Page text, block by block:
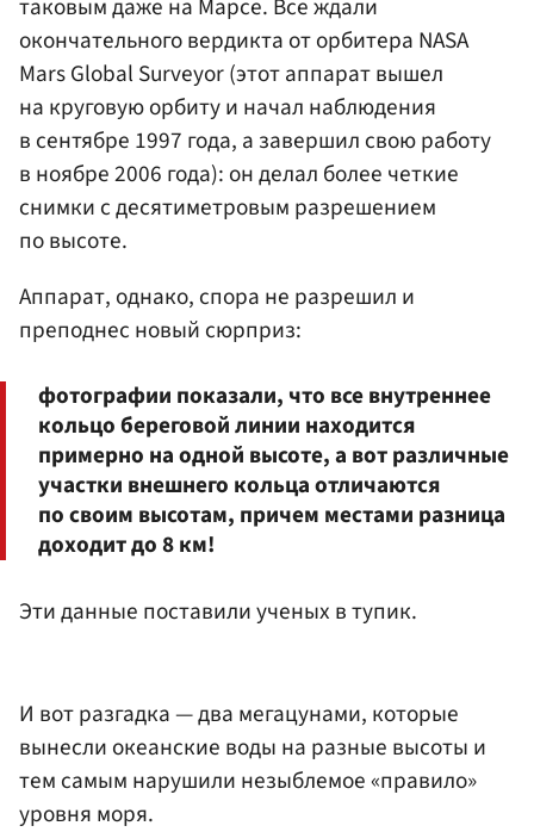
таковым даже на Марсе. Все ждали
окончательного вердикта от орбитера NASA
Mars Global Surveyor (этот аппарат вышел
на круговую орбиту и начал наблюдения
в сентябре 1997 года, а завершил свою работу
в ноябре 2006 года): он делал более четкие
снимки с десятиметровым разрешением
по высоте.
Аппарат, однако, спора не разрешил и
преподнес новый сюрприз:
фотографии показали, что все внутреннее
кольцо береговой линии находится
примерно на одной высоте, а вот различные
участки внешнего кольца отличаются
по своим высотам, причем местами разница
доходит до 8 км!
Эти данные поставили ученых в тупик.
И вот разгадка — два мегацунами, которые
вынесли океанские воды на разные высоты и
тем самым нарушили незыблемое «правило»
уровня моря.